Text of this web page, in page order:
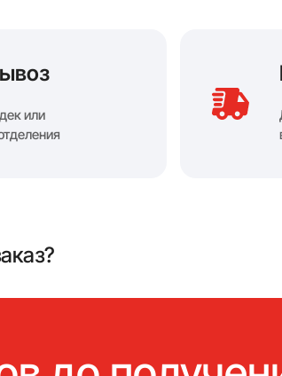
или